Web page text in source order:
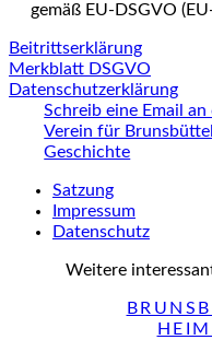
gemäß EU-DSGVO
Beitrittserklärung
Merkblatt DSGVO
Datenschutzerklärung
Schreib eine Email an
Verein für
Geschichte
Satzung
Impressum
Datenschutz
Weitere